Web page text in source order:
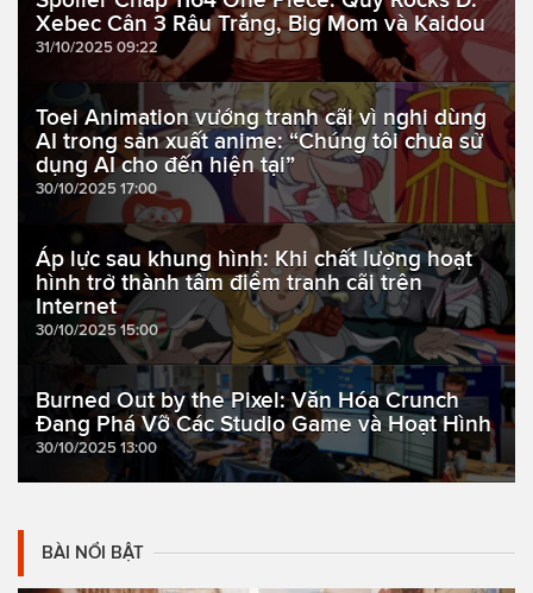
Xebec Cân 3 Râu Trắng, Big Mom và Kaidou
31/10/2025 09:22
Toei Animation vướng tranh cãi vì nghi dùng
AI trong sản xuất anime: “Chúng tôi chưa sử
dụng AI cho đến hiện tại”
30/10/2025 17:00
Áp lực sau khung hình: Khi chất lượng hoạt
hình trở thành tâm điểm tranh cãi trên
Internet
30/10/2025 15:00
Burned Out by the Pixel: Văn Hóa Crunch
Đang Phá Vỡ Các Studio Game và Hoạt Hình
30/10/2025 13:00
BÀI NỔI BẬT